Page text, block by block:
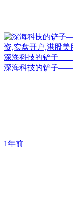
深海科技的铲子——
深海科技的铲子——
1年前